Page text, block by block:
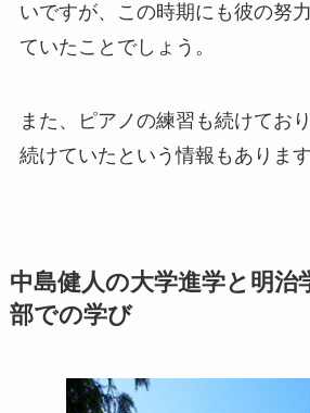
いですが、この時期にも彼の努
ていたことでしょう。
また、ピアノの練習も続けてお
続けていたという情報もあります
中島健人の大学進学と明治
部での学び